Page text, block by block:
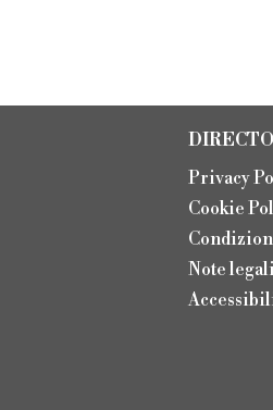
Privacy
Cookie
Note